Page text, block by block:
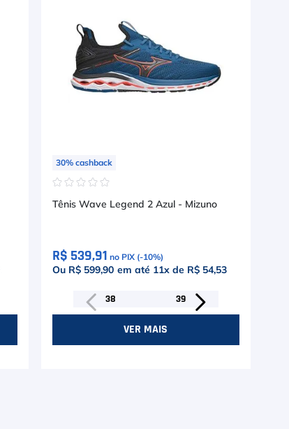
30% cashback
☆☆☆☆☆
Tênis Wave Legend 2 Azul - Mizuno
R$ 539,91 no PIX (-10%)
Ou R$ 599,90 em até 11x de R$ 54,53
38 39
VER MAIS